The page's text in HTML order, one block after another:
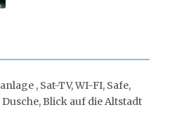
, Sat-TV, WI-FI, Safe,
Blick auf die Altstadt